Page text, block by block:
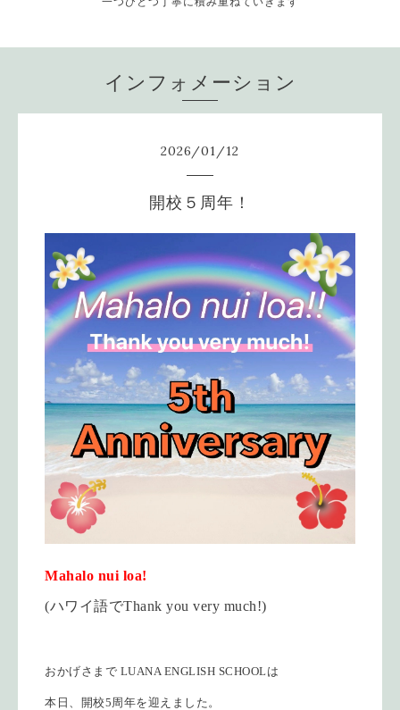
インフォメーション
2026/01/12
開校５周年！
Mahalo nui loa!
(ハワイ語でThank you very much!)
おかげさまで LUANA ENGLISH SCHOOLは
本日、開校5周年を迎えました。